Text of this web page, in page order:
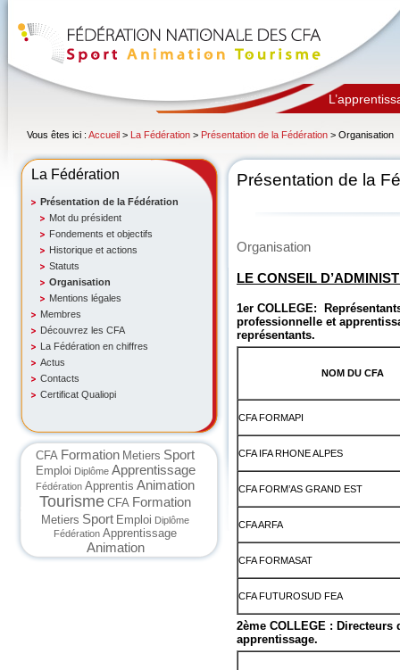
Vous êtes ici : Accueil > La Fédération > Présentation de la Fédération > Organisation
La Fédération
Présentation de la Fédération
Mot du président
Fondements et objectifs
Historique et actions
Statuts
Organisation
Mentions légales
Membres
Découvrez les CFA
La Fédération en chiffres
Actus
Contacts
Certificat Qualiopi
CFA Formation Metiers Sport
Emploi Diplôme Apprentissage
Fédération Apprentis Animation
Tourisme CFA Formation
Metiers Sport Emploi Diplôme
Fédération Apprentissage
Animation
Présentation de la
Organisation
LE CONSEIL
1er COLLEGE:
professionnelle et
représentants.
NOM DU CFA
CFA FORMAPI
CFA IFA RHONE ALPES
CFA FORM’AS GRAND EST
CFA ARFA
CFA FORMASAT
CFA FUTUROSUD FEA
2ème COLLEGE :
apprentissage.